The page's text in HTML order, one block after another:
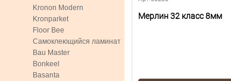
Kronon Modern
Kronparket
Floor Bee
Самоклеющийся ламинат
Bau Master
Bonkeel
Basanta
Мерлин 32 класс 8мм